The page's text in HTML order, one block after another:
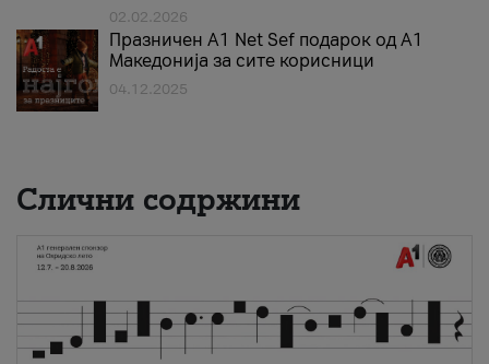
02.02.2026
Празничен A1 Net Sеf подарок од А1
Македонија за сите корисници
04.12.2025
Слични содржини